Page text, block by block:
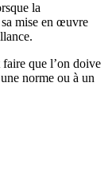
la
mise en œuvre
que l’on doive
norme ou à un